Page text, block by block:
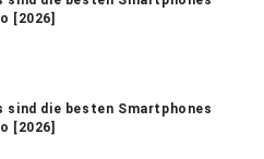
[2026]
sind die besten Smartphones
[2026]